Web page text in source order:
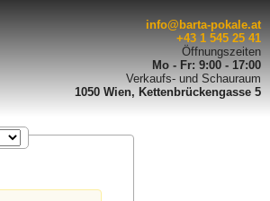
info@barta-pokale.at
+43 1 545 25 41
Öffnungszeiten
Mo - Fr: 9:00 - 17:00
Verkaufs- und Schauraum
1050 Wien, Kettenbrückengasse 5